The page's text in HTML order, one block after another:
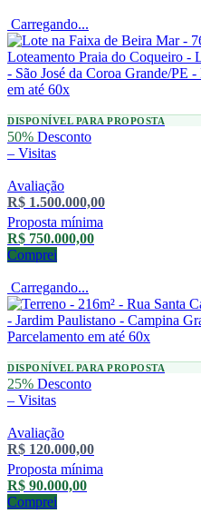
Carregando...
DISPONÍVEL PARA PROPOSTA
50% Desconto
– Visitas
Avaliação
R$ 1.500.000,00
Proposta mínima
R$ 750.000,00
Comprei
Carregando...
DISPONÍVEL PARA PROPOSTA
25% Desconto
– Visitas
Avaliação
R$ 120.000,00
Proposta mínima
R$ 90.000,00
Comprei